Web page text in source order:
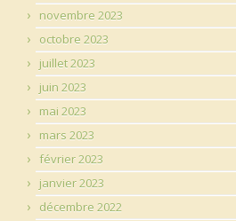
novembre 2023
octobre 2023
juillet 2023
juin 2023
mai 2023
mars 2023
février 2023
janvier 2023
décembre 2022